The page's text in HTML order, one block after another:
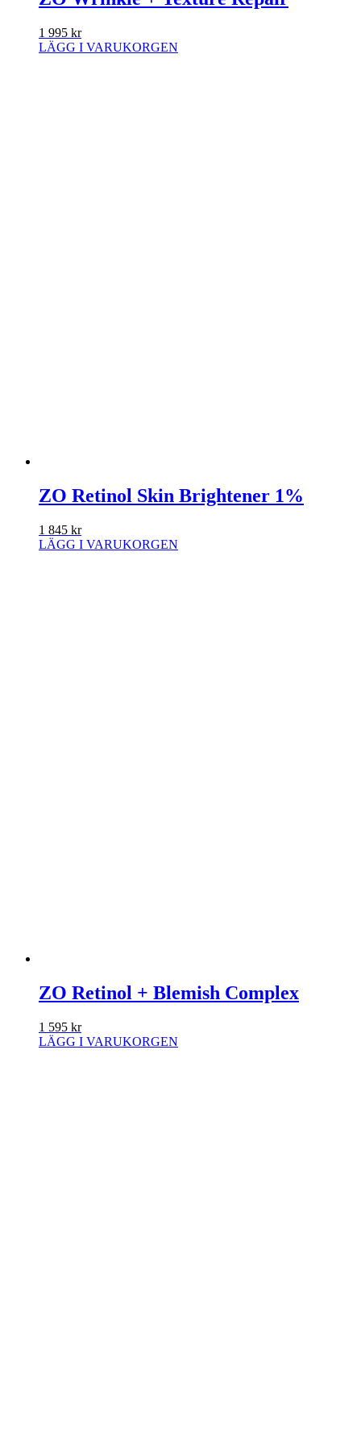
1 995 kr
LÄGG I VARUKORGEN
ZO Retinol Skin Brightener 1%
1 845 kr
LÄGG I VARUKORGEN
ZO Retinol + Blemish Complex
1 595 kr
LÄGG I VARUKORGEN